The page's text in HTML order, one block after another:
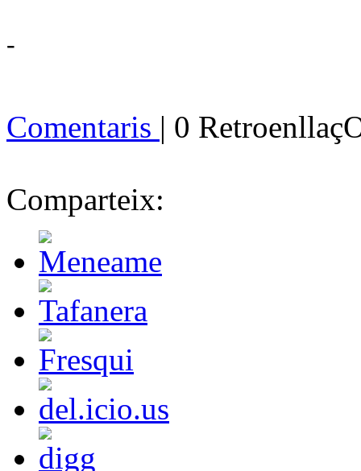
-
Comentaris | 0
Comparteix: